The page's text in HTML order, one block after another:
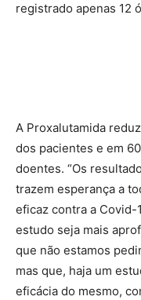
registrado apenas 12
A Proxalutamida
dos pacientes e em
doentes. “Os
trazem esperança a
eficaz contra a
estudo seja mais
que não estamos
mas que, haja um
eficácia do mesmo,